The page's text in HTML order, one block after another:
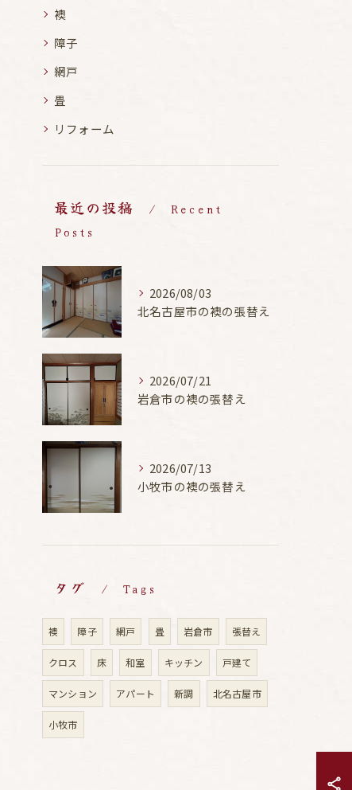
襖
障子
網戸
畳
リフォーム
最近の投稿
Recent
Posts
2026/08/03
北名古屋市の襖の張替え
2026/07/21
岩倉市の襖の張替え
2026/07/13
小牧市の襖の張替え
タグ Tags
襖 障子 網戸 畳 岩倉市 張替え
クロス 床 和室 キッチン 戸建て
マンション アパート 新調 北名古屋市
小牧市